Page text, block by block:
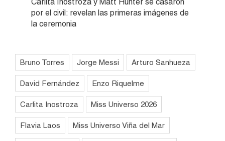
por el civil: revelan las primeras imágenes de
la ceremonia
Bruno Torres Jorge Messi Arturo Sanhueza
David Fernández Enzo Riquelme
Carlita Inostroza Miss Universo 2026
Flavia Laos Miss Universo Viña del Mar